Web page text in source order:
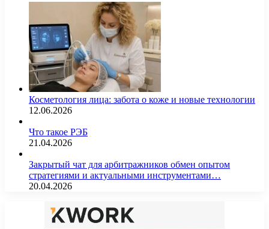
Косметология лица: забота о коже и новые технологии
12.06.2026
Что такое РЭБ
21.04.2026
Закрытый чат для арбитражников обмен опытом
стратегиями и актуальными инструментами…
20.04.2026